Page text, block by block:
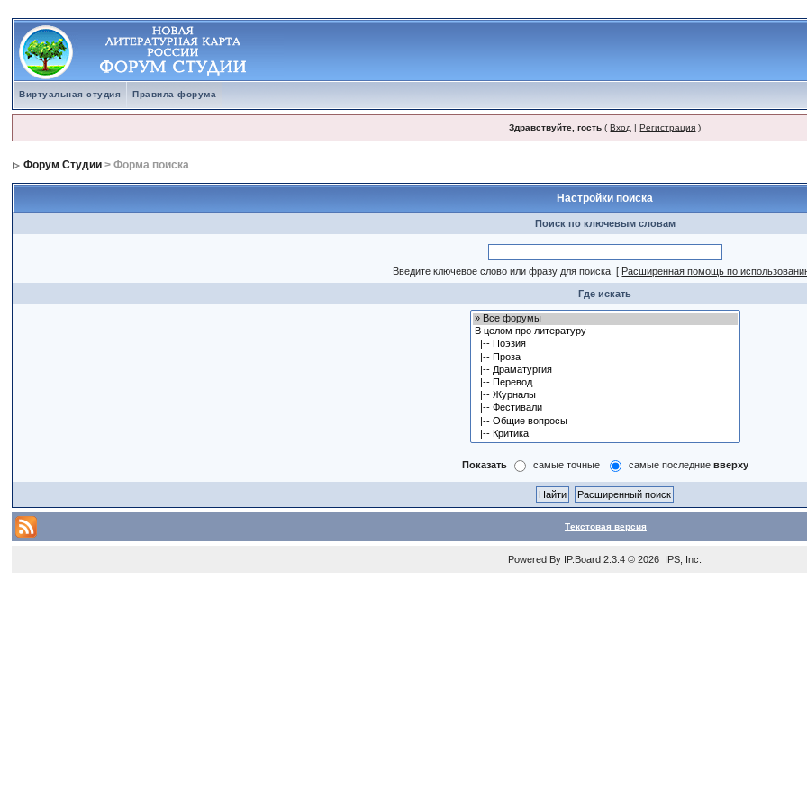
Виртуальная студия Правила форума
Здравствуйте, гость (Вход |Регистрация )
Форум Студии > Форма поиска
Настройки поиска
Поиск по ключевым словам
Введите ключевое слово или фразу для поиска. [ Расширенная помощь по
Где искать
Показать самые точные самые последние вверху
Текстовая версия
Powered By IP.Board 2.3.4 © 2026 IPS, Inc